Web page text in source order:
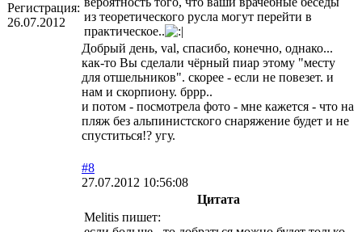
Регистрация:
26.07.2012
из теоретического русла могут перейти в
практическое..
Добрый день, val, спасибо, конечно, однако...
как-то Вы сделали чёрный пиар этому "месту
для отшельников". скорее - если не повезет. и
нам и скорпиону. бррр..
и потом - посмотрела фото - мне кажется - что на
пляж без альпинистского снаряжение будет и не
спуститься!? угу.
#8
27.07.2012 10:56:08
Цитата
Melitis пишет: